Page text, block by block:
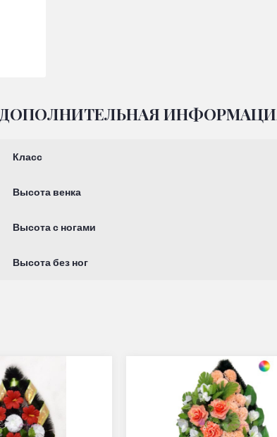
ДОПОЛНИТЕЛЬНАЯ
Класс
Высота венка
Высота с ногами
Высота без ног